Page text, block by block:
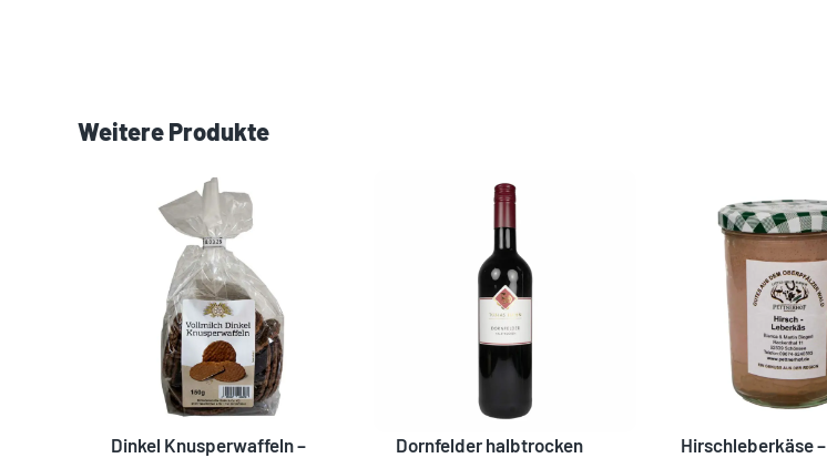
Weitere Produkte
Dinkel Knusperwaffeln –
Dornfelder halbtrocken
Hirschleberkäse –